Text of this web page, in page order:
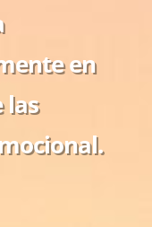
en
las